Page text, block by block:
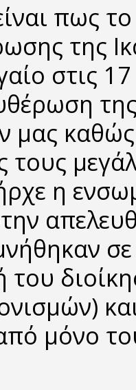
πως το
της
στις
μας
η
του
μόνο